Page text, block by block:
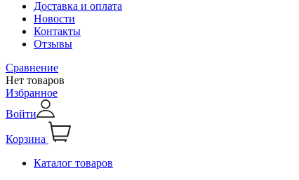
Доставка и оплата
Новости
Контакты
Отзывы
Сравнение
Нет товаров
Избранное
Войти
Корзина
Каталог товаров